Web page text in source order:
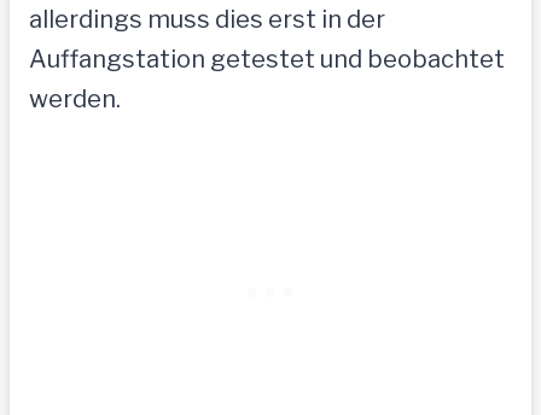
allerdings muss dies erst in der
Auffangstation getestet und beobachtet
werden.